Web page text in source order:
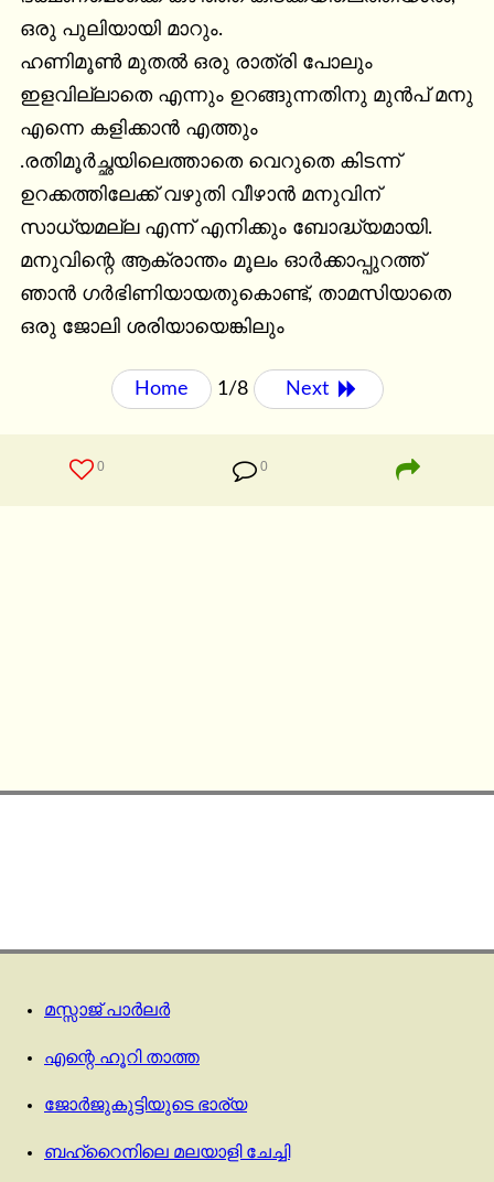
ഒരു പുലിയായി മാറും.
ഹണിമൂൺ മുതൽ ഒരു രാത്രി പോലും
ഇളവില്ലാതെ എന്നും ഉറങ്ങുന്നതിനു മുൻപ് മനു
എന്നെ കളിക്കാൻ എത്തും
.രതിമൂർച്ഛയിലെത്താതെ വെറുതെ കിടന്ന്
ഉറക്കത്തിലേക്ക് വഴുതി വീഴാൻ മനുവിന്
സാധ്യമല്ല എന്ന് എനിക്കും ബോദ്ധ്യമായി.
മനുവിന്റെ ആക്രാന്തം മൂലം ഓർക്കാപ്പുറത്ത്
ഞാൻ ഗർഭിണിയായതുകൊണ്ട്, താമസിയാതെ
ഒരു ജോലി ശരിയായെങ്കിലും
Home 1/8 Next
0 0
മസ്സാജ് പാര്‍ലര്‍
എന്റെ ഹൂറി താത്ത
ജോർജുകുട്ടിയുടെ ഭാര്യ
ബഹ്‌റൈനിലെ മലയാളി ചേച്ചി